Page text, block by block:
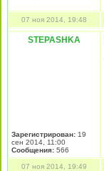
07 ноя 2014, 19:48
STEPASHKA
Зарегистрирован: 19
сен 2014, 11:00
Сообщения: 566
07 ноя 2014, 19:49